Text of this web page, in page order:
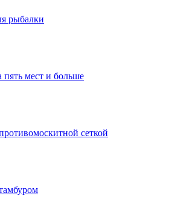
рыбалки
пять мест и больше
сеткой